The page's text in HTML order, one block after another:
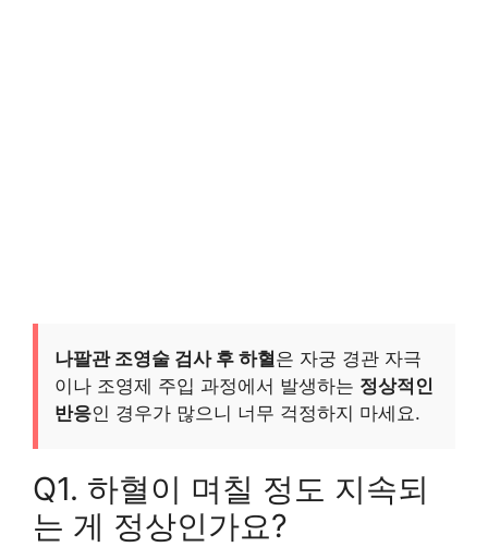
나팔관 조영술 검사 후 하혈 은 자궁 경관 자극
이나 조영제 주입 과정에서 발생하는 정상적인
반응인 경우가 많으니 너무 걱정하지 마세요.
Q1. 하혈이 며칠 정도 지속되
는 게 정상인가요?